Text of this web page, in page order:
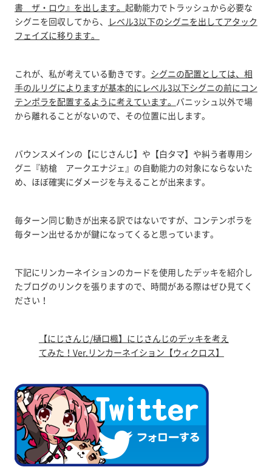
書 ザ・ロウ』を出します。 起動能力でトラッシュから必要な
シグニを回収してから、
レベル3以下のシグニを出してアタック
フェイズに移ります。
これが、私が考えている動きです。 シグニの配置としては、相
手のルリグによりますが基本的にレベル3以下シグニの前にコン
テンポラを配置するように考えています。 バニッシュ以外で場
から離れることがないので、その位置に出します。
バウンスメインの【にじさんじ】や【白タマ】や糾う者専用シ
グニ『紡槍 アークエナジェ』の自動能力の対象にならないた
め、ほぼ確実にダメージを与えることが出来ます。
毎ターン同じ動きが出来る訳ではないですが、コンテンポラを
毎ターン出せるかが鍵になってくると思っています。
下記にリンカーネイションのカードを使用したデッキを紹介し
たブログのリンクを張りますので、時間がある際はぜひ見てく
ださい！
【にじさんじ/樋口楓】にじさんじのデッキを考え
てみた！Ver.リンカーネイション【ウィクロス】